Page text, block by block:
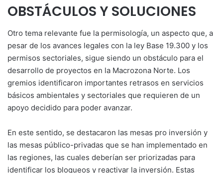
OBSTÁCULOS Y SOLUCIONES
Otro tema relevante fue la permisología, un aspecto que, a
pesar de los avances legales con la ley Base 19.300 y los
permisos sectoriales, sigue siendo un obstáculo para el
desarrollo de proyectos en la Macrozona Norte. Los
gremios identificaron importantes retrasos en servicios
básicos ambientales y sectoriales que requieren de un
apoyo decidido para poder avanzar.
En este sentido, se destacaron las mesas pro inversión y
las mesas público-privadas que se han implementado en
las regiones, las cuales deberían ser priorizadas para
identificar los bloqueos y reactivar la inversión. Estas